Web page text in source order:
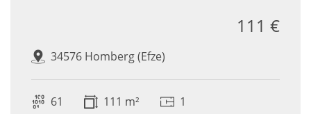
34576 Homberg (Efze)
111 €
61 111 m² 1